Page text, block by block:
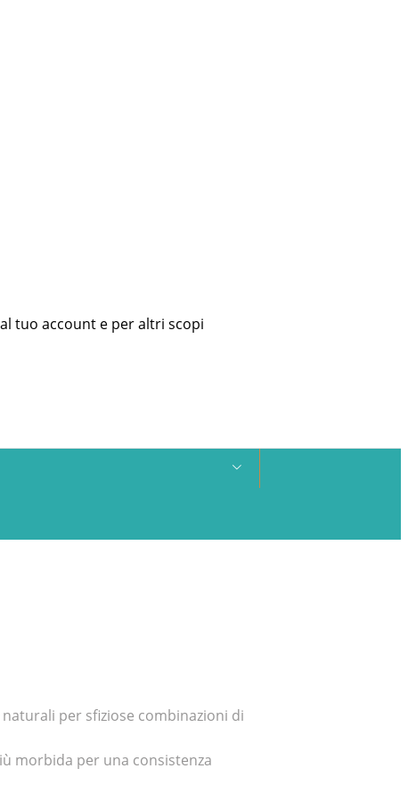
tuo account e per altri scopi
per sfiziose combinazioni di
morbida per una consistenza